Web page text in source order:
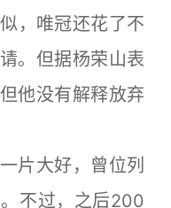
，唯冠还花了不
。但据杨荣山表
他没有解释放弃
大好，曾位列
不过，之后200